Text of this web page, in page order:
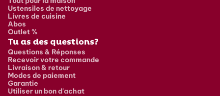
Ustensiles de nettoyage
Livres de cuisine
Abos
Outlet %
Tu as des questions?
Questions & Réponses
Recevoir votre commande
Livraison & retour
Modes de paiement
Garantie
Utiliser un bon d'achat